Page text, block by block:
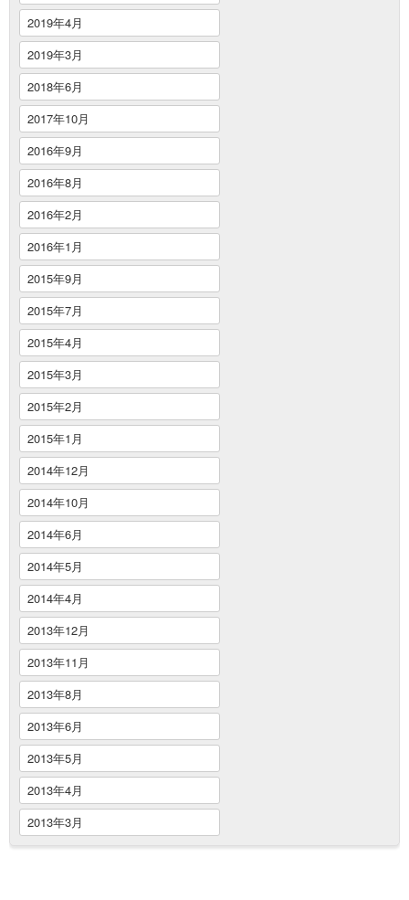
2019年4月
2019年3月
2018年6月
2017年10月
2016年9月
2016年8月
2016年2月
2016年1月
2015年9月
2015年7月
2015年4月
2015年3月
2015年2月
2015年1月
2014年12月
2014年10月
2014年6月
2014年5月
2014年4月
2013年12月
2013年11月
2013年8月
2013年6月
2013年5月
2013年4月
2013年3月